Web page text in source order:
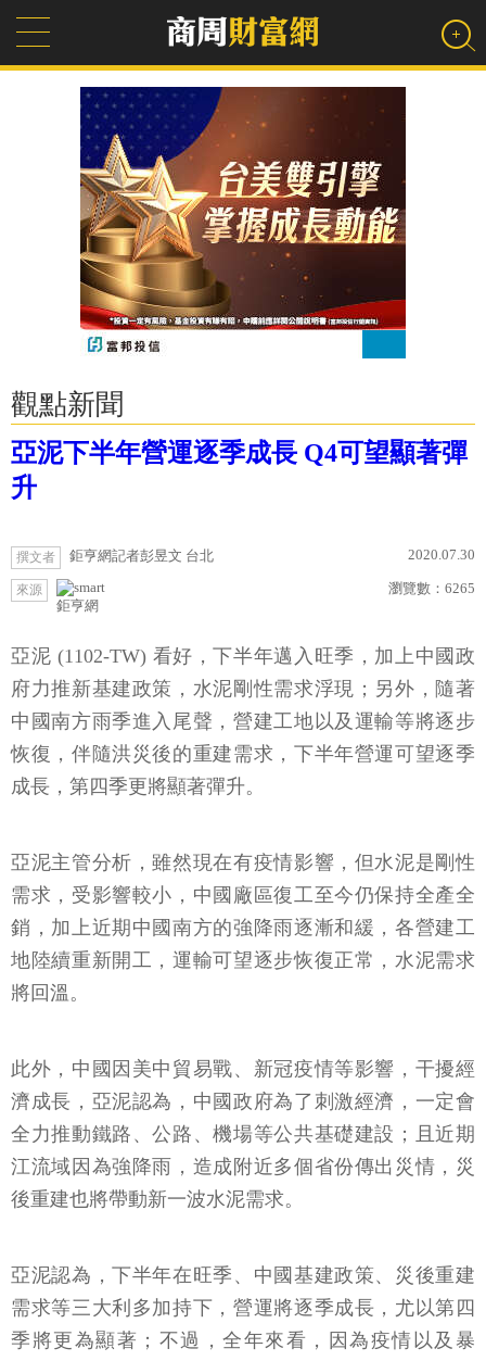
觀點新聞
亞泥下半年營運逐季成長 Q4可望顯著彈
升
撰文者 鉅亨網記者彭昱文 台北 2020.07.30
來源
鉅亨網
瀏覽數： 6265
亞泥 (1102-TW) 看好，下半年邁入旺季，加上中國政
府力推新基建政策，水泥剛性需求浮現；另外，隨著
中國南方雨季進入尾聲，營建工地以及運輸等將逐步
恢復，伴隨洪災後的重建需求，下半年營運可望逐季
成長，第四季更將顯著彈升。
亞泥主管分析，雖然現在有疫情影響，但水泥是剛性
需求，受影響較小，中國廠區復工至今仍保持全產全
銷，加上近期中國南方的強降雨逐漸和緩，各營建工
地陸續重新開工，運輸可望逐步恢復正常，水泥需求
將回溫。
此外，中國因美中貿易戰、新冠疫情等影響，干擾經
濟成長，亞泥認為，中國政府為了刺激經濟，一定會
全力推動鐵路、公路、機場等公共基礎建設；且近期
江流域因為強降雨，造成附近多個省份傳出災情，災
後重建也將帶動新一波水泥需求。
亞泥認為，下半年在旺季、中國基建政策、災後重建
需求等三大利多加持下，營運將逐季成長，尤以第四
季將更為顯著；不過，全年來看，因為疫情以及暴